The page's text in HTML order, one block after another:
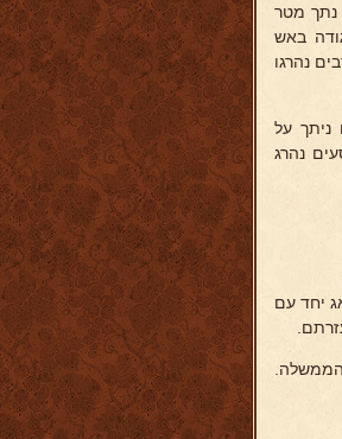
נתך מטר
באש
נהרגו
ניתך על
נהרג
יחד עם
הממשלה.